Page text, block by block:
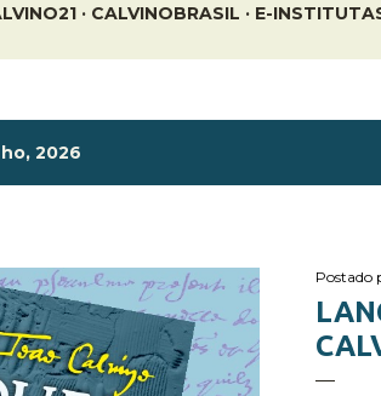
CALVINOBRASIL E-
2026
Postado